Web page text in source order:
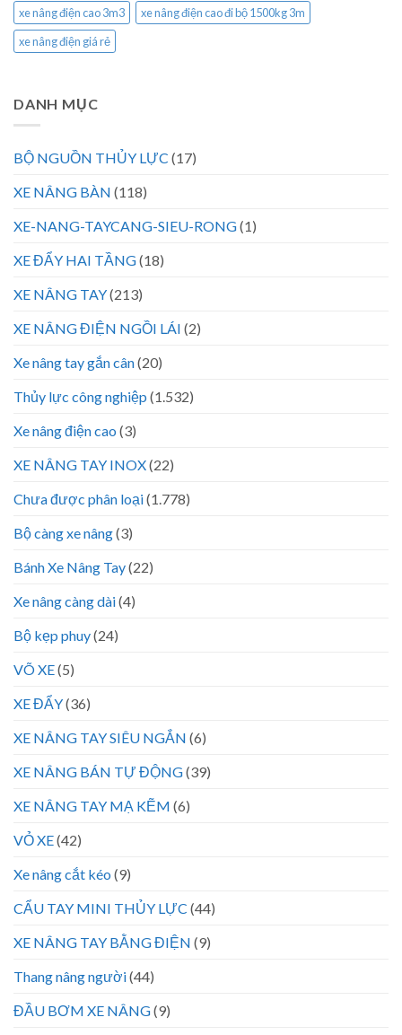
xe nâng điện cao 3m3
xe nâng điện cao đi bộ 1500kg 3m
xe nâng điện giá rẻ
DANH MỤC
BỘ NGUỒN THỦY LỰC (17)
XE NÂNG BÀN (118)
XE-NANG-TAYCANG-SIEU-RONG(1)
XE ĐẨY HAI TẦNG(18)
XE NÂNG TAY(213)
XE NÂNG ĐIỆN NGỒI LÁI (2)
Xe nâng tay gắn cân(20)
Thủy lực công nghiệp (1.532)
Xe nâng điện cao (3)
XE NÂNG TAY INOX(22)
Chưa được phân loại(1.778)
Bộ càng xe nâng(3)
Bánh Xe Nâng Tay(22)
Xe nâng càng dài(4)
Bộ kẹp phuy(24)
VÕ XE(5)
XE ĐẨY(36)
XE NÂNG TAY SIÊU NGẮN (6)
XE NÂNG BÁN TỰ ĐỘNG(39)
XE NÂNG TAY MẠ KẼM (6)
VỎ XE(42)
Xe nâng cắt kéo (9)
CẨU TAY MINI THỦY LỰC (44)
XE NÂNG TAY BẰNG ĐIỆN (9)
Thang nâng người(44)
ĐẦU BƠM XE NÂNG(9)